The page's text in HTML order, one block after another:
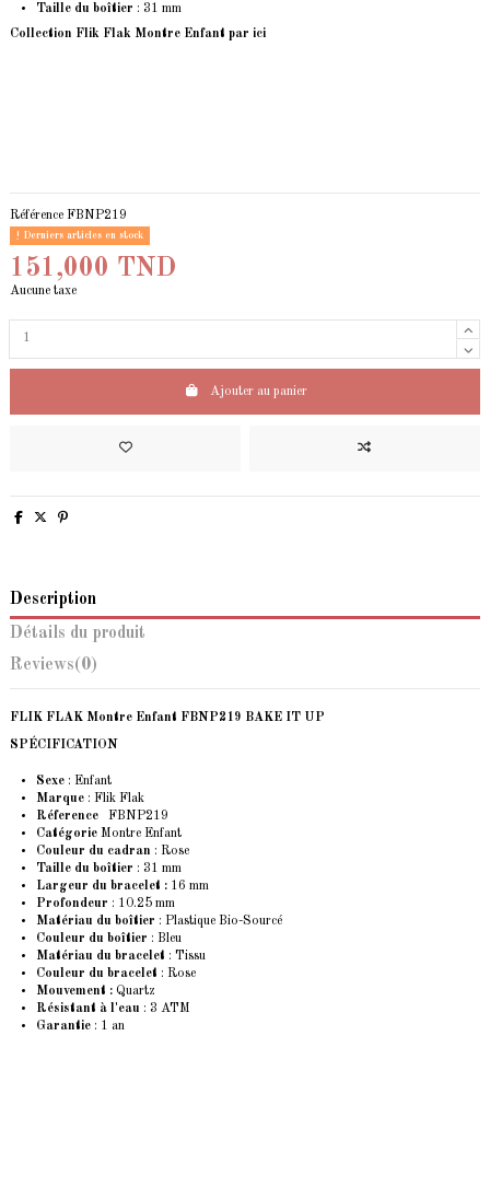
Taille du boîtier : 31 mm
Collection Flik Flak Montre Enfant par ici
Référence FBNP219
Derniers articles en stock
151,000 TND
Aucune taxe
Ajouter au panier
Description
Détails du produit
Reviews(0)
FLIK FLAK Montre Enfant FBNP219 BAKE IT UP
SPÉCIFICATION
Sexe : Enfant
Marque : Flik Flak
Réference
FBNP219
Catégorie Montre Enfant
Couleur du cadran : Rose
Taille du boîtier : 31 mm
Largeur du bracelet : 16 mm
Profondeur : 10.25 mm
Matériau du boîtier : Plastique Bio-Sourcé
Couleur du boîtier : Bleu
Matériau du bracelet : Tissu
Couleur du bracelet : Rose
Mouvement : Quartz
Résistant à l'eau : 3 ATM
Garantie : 1 an